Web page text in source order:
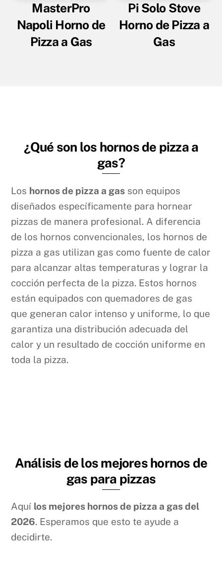
MasterPro
Napoli Horno de
Pizza a Gas
Pi Solo Stove
Horno de Pizza a
Gas
¿Qué son los hornos de pizza a
gas?
Los hornos de pizza a gas son equipos
diseñados específicamente para hornear
pizzas de manera profesional. A diferencia
de los hornos convencionales, los hornos de
pizza a gas utilizan gas como fuente de calor
para alcanzar altas temperaturas y lograr la
cocción perfecta de la pizza. Estos hornos
están equipados con quemadores de gas
que generan calor intenso y uniforme, lo que
garantiza una distribución adecuada del
calor y un resultado de cocción uniforme en
toda la pizza.
Análisis de los mejores hornos de
gas para pizzas
Aquí los mejores hornos de pizza a gas del
2026. Esperamos que esto te ayude a
decidirte.